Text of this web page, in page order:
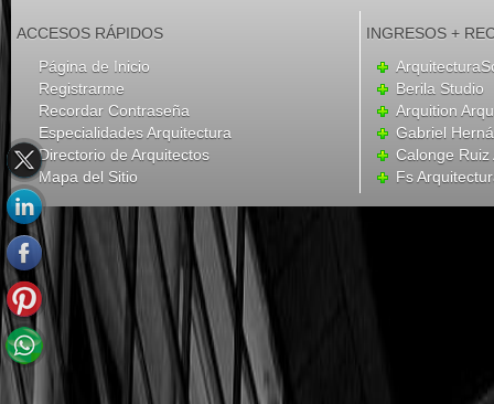
ACCESOS RÁPIDOS
Página de Inicio
Registrarme
Recordar Contraseña
Especialidades Arquitectura
Directorio de Arquitectos
Mapa del Sitio
INGRESOS +
Berila Studio
Arquition
Gabriel
Calonge Ruiz
Fs